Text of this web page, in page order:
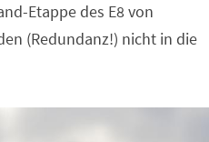
Etappe des E8 von
(Redundanz!) nicht in die